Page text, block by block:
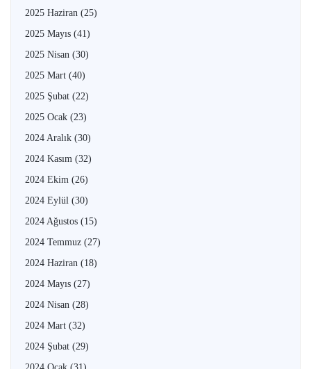
2025 Haziran (25)
2025 Mayıs (41)
2025 Nisan (30)
2025 Mart (40)
2025 Şubat (22)
2025 Ocak (23)
2024 Aralık (30)
2024 Kasım (32)
2024 Ekim (26)
2024 Eylül (30)
2024 Ağustos (15)
2024 Temmuz (27)
2024 Haziran (18)
2024 Mayıs (27)
2024 Nisan (28)
2024 Mart (32)
2024 Şubat (29)